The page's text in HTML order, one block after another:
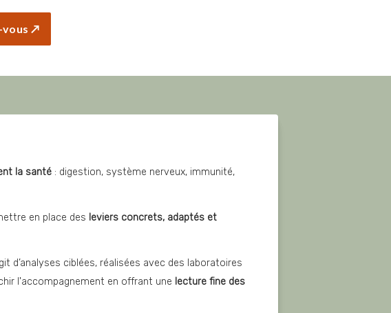
vous ↗
la santé : digestion, système nerveux, immunité,
en place des leviers concrets, adaptés et
d’analyses ciblées, réalisées avec des laboratoires
l'accompagnement en offrant une lecture fine des